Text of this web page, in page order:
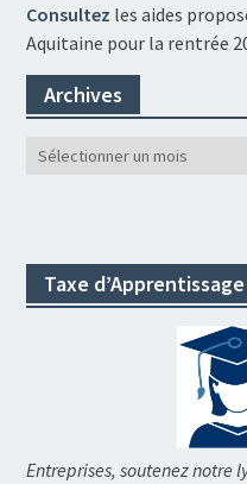
Consultez les aides
Aquitaine pour la rentrée
Archives
Archives
Taxe d’Apprentissage
Entreprises, soutenez notre